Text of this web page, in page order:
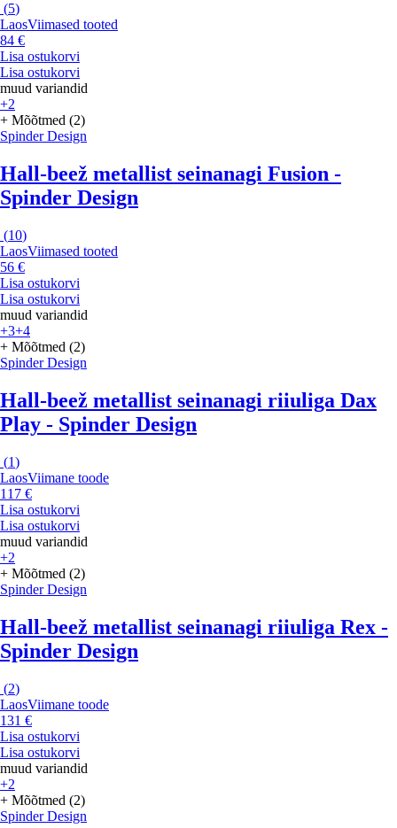
(5)
LaosViimased tooted
84 €
Lisa ostukorvi
Lisa ostukorvi
muud variandid
+2
+ Mõõtmed (2)
Spinder Design
Hall-beež metallist seinanagi Fusion -
Spinder Design
(10)
LaosViimased tooted
56 €
Lisa ostukorvi
Lisa ostukorvi
muud variandid
+3+4
+ Mõõtmed (2)
Spinder Design
Hall-beež metallist seinanagi riiuliga Dax
Play - Spinder Design
(1)
LaosViimane toode
117 €
Lisa ostukorvi
Lisa ostukorvi
muud variandid
+2
+ Mõõtmed (2)
Spinder Design
Hall-beež metallist seinanagi riiuliga Rex -
Spinder Design
(2)
LaosViimane toode
131 €
Lisa ostukorvi
Lisa ostukorvi
muud variandid
+2
+ Mõõtmed (2)
Spinder Design